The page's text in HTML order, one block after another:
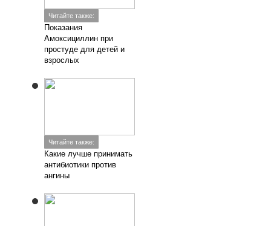
Читайте также:
Показания
Амоксициллин при
простуде для детей и
взрослых
Читайте также:
Какие лучше принимать
антибиотики против
ангины